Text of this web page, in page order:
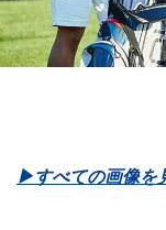
▶︎すべての画像を